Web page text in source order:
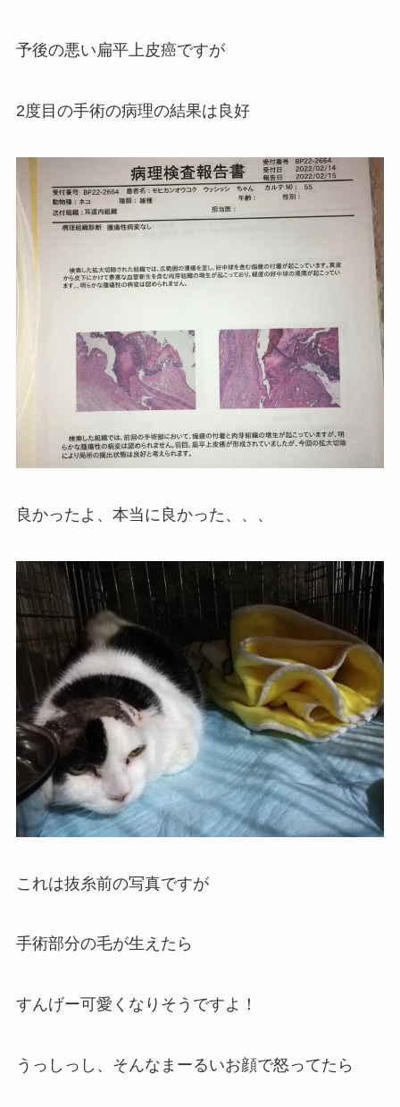
予後の悪い扁平上皮癌ですが
2度目の手術の病理の結果は良好
良かったよ、本当に良かった、、、
これは抜糸前の写真ですが
手術部分の毛が生えたら
すんげー可愛くなりそうですよ！
うっしっし、そんなまーるいお顔で怒ってたら